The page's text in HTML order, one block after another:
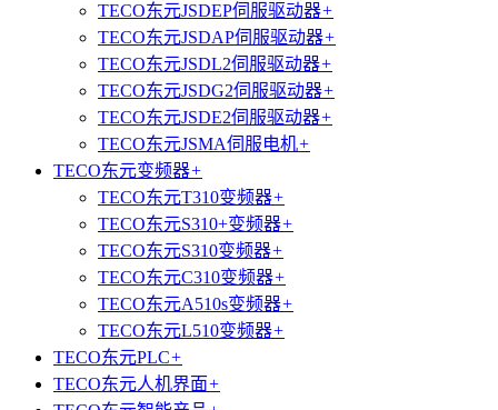
TECO东元JSDEP伺服驱动器+
TECO东元JSDAP伺服驱动器+
TECO东元JSDL2伺服驱动器+
TECO东元JSDG2伺服驱动器+
TECO东元JSDE2伺服驱动器+
TECO东元JSMA伺服电机+
TECO东元变频器+
TECO东元T310变频器+
TECO东元S310+变频器+
TECO东元S310变频器+
TECO东元C310变频器+
TECO东元A510s变频器+
TECO东元L510变频器+
TECO东元PLC+
TECO东元人机界面+